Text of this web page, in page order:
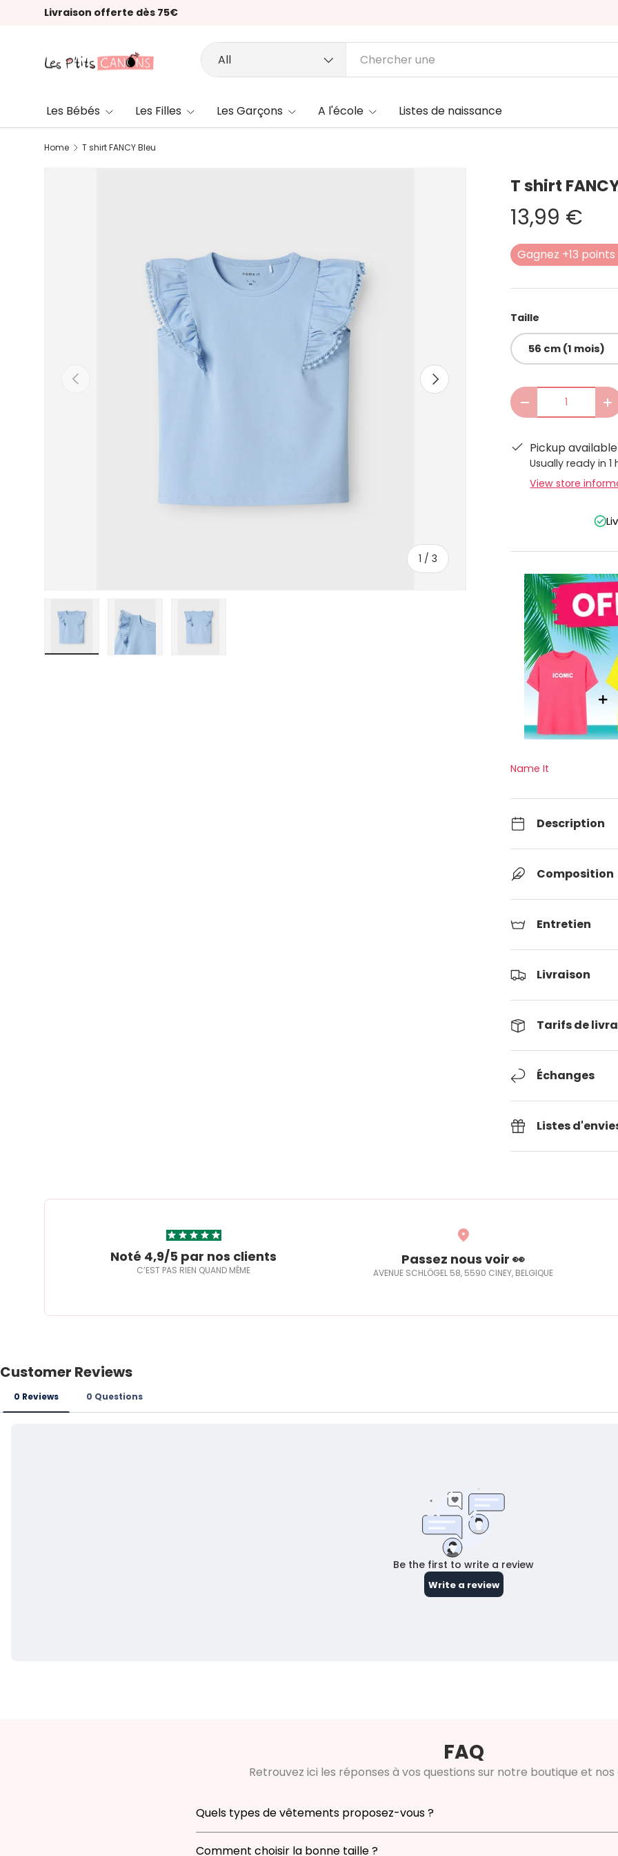
Livraison offerte dès 75€
Search
Product type
All
Les Bébés Les Filles Les Garçons A l'école Listes de naissance
Home T shirt FANCY Bleu
Previous
1 /of
3
Next
T shirt
13,99 €
Gagnez +13
Taille
56 cm (1 mois)
Qty
-
+
Pickup
Usually ready in 1
View store
Name It
Description
Composition
Entretien
Livraison
Tarifs de
Échanges
Listes
Noté 4,9/5 par nos clients
C’EST PAS RIEN QUAND MÊME
Passez nous voir 👀
AVENUE SCHLÖGEL 58, 5590 CINEY, BELGIQUE
FAQ
Retrouvez ici les réponses à vos questions sur notre boutique et
Quels types de vêtements proposez-vous ?
Comment choisir la bonne taille ?